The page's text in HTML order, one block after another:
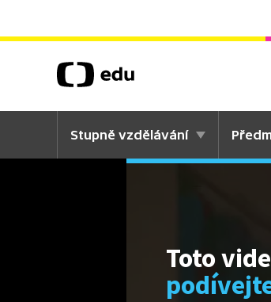
Stupně vzdělávání
Toto